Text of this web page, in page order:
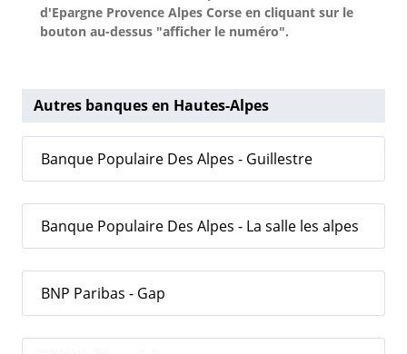
d'Epargne Provence Alpes Corse en cliquant sur le
bouton au-dessus "afficher le numéro".
Autres banques en Hautes-Alpes
Banque Populaire Des Alpes - Guillestre
Banque Populaire Des Alpes - La salle les alpes
BNP Paribas - Gap